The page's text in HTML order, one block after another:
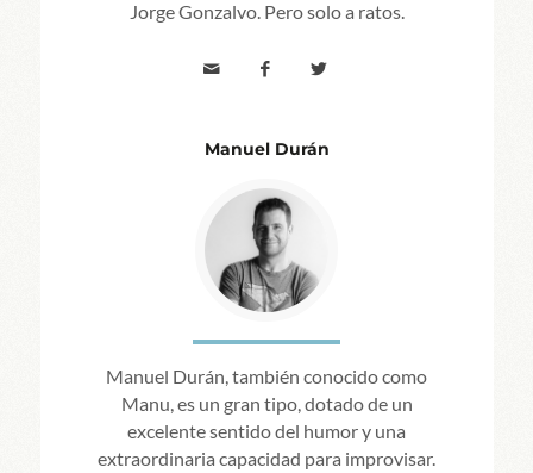
Jorge Gonzalvo. Pero solo a ratos.
Manuel Durán
Manuel Durán, también conocido como
Manu, es un gran tipo, dotado de un
excelente sentido del humor y una
extraordinaria capacidad para improvisar.